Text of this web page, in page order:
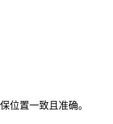
位置一致且准确。